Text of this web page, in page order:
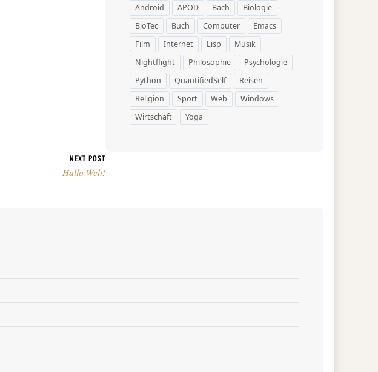
NEXT POST
Hallo Welt!
Android APOD Bach
Biologie
BioTec
Buch Computer
Emacs
Film
Internet Lisp
Musik
Nightflight
Philosophie
Psychologie
Python
QuantifiedSelf
Reisen
Religion
Sport Web
Windows
Wirtschaft
Yoga